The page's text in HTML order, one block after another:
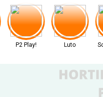
P2 Play! Luto